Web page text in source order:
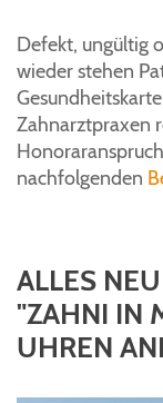
Defekt, ungültig
wieder stehen
Zahnarztpraxen
nachfolgenden
ALLES
"ZAHNI IN
UHREN